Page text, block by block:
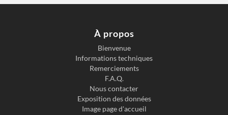
À propos
Bienvenue
Informations techniques
Remerciements
F.A.Q.
Nous contacter
Exposition des données
Image page d'accueil